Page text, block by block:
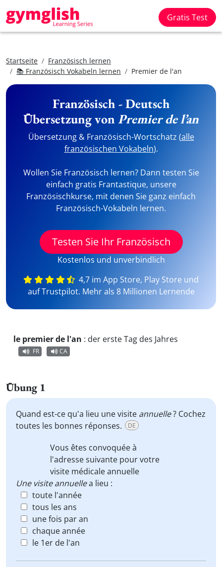
Gratis Test
Startseite
Französisch lernen
📚 Französisch Vokabeln lernen
Premier de l'an
Französisch - Deutsch
Übersetzung vonPremier de l’an
Übersetzung & Französisch-Wortschatz (alle
französischen Vokabeln).
Wollen Sie Französisch lernen? Dann testen Sie
einfach gratis Frantastique, unsere
Französischkurse, mit denen Sie ganz einfach
Französisch-Vokabeln lernen.
Testen Sie Ihr Französisch
Kostenlos und unverbindlich
4,7 im App Store, Play Store und
auf Trustpilot. Mehr als 8 Millionen Lernende
le premier de l'an : der erste Tag des Jahres
FR CA
Übung 1
Quand est-ce qu'a lieu une visite annuelle? Cochez
toutes les bonnes réponses.
DE
Vous êtes convoquée à
l'adresse suivante pour votre
visite médicale annuelle
Une visite annuellea lieu :
toute l'année
tous les ans
une fois par an
chaque année
le 1er de l'an